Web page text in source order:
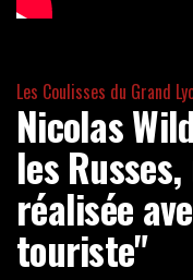
Les Coulisses du Grand
Nicolas
les
réalisée
touriste"